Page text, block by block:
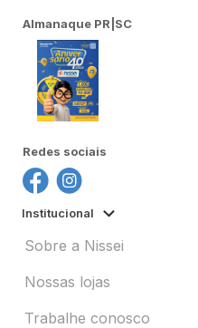
Almanaque PR|SC
Redes sociais
Institucional
Sobre a Nissei
Nossas lojas
Trabalhe conosco